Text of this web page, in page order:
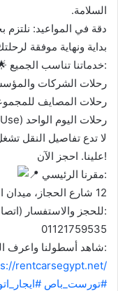
السلامة.
دقة في المواعيد: نلتزم
بداية ونهاية موفقة
خدماتنا تناسب الجميع:
رحلات الشركات
رحلات المصايف
رحلات اليوم الواحد (Day Use) والرحلات السياحية.
علينا. احجز الآن!
مقرنا الرئيسي:
12 شارع الحجاز، ميدان المحكمة، مصر الجديدة، القاهرة.
للحجز والاستفسار (اتصال أو واتساب):
01121759535
شاهد أسطولنا واعرف المزيد عبر موقعنا:
rentcarsegypt.net/
#تورست_باص